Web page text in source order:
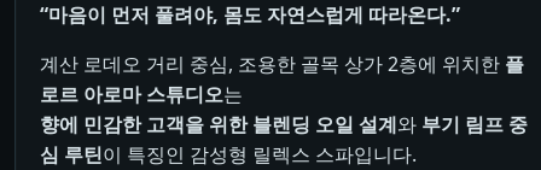
“마음이 먼저 풀려야, 몸도 자연스럽게 따라온다.”
계산 로데오 거리 중심, 조용한 골목 상가 2층에 위치한 플
로르 아로마 스튜디오는
향에 민감한 고객을 위한 블렌딩 오일 설계와 부기 림프 중
심 루틴이 특징인 감성형 릴렉스 스파입니다.